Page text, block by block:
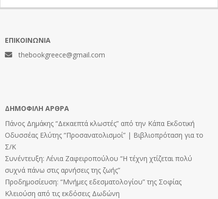
ΕΠΙΚΟΙΝΩΝΊΑ
thebookgreece@gmail.com
ΔΗΜΟΦΙΛΉ ΆΡΘΡΑ
Πάνος Δημάκης “Δεκαεπτά κλωστές” από την Κάπα Εκδοτική
Οδυσσέας Ελύτης “Προσανατολισμοί” | Βιβλιοπρόταση για το
Σ/Κ
Συνέντευξη: Λένια Ζαφειροπούλου “Η τέχνη χτίζεται πολύ
συχνά πάνω στις αρνήσεις της ζωής”
Προδημοσίευση: “Μνήμες εδεσματολογίου” της Σοφίας
Κλειούση από τις εκδόσεις Δωδώνη